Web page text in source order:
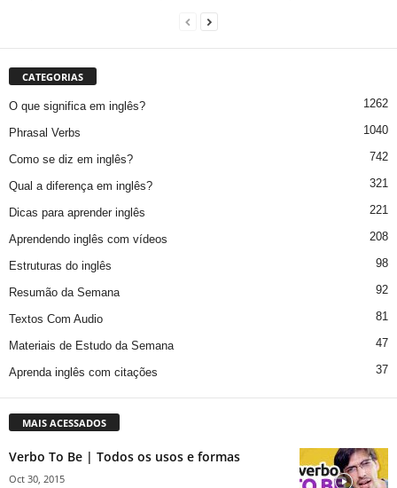
CATEGORIAS
O que significa em inglês? 1262
Phrasal Verbs 1040
Como se diz em inglês? 742
Qual a diferença em inglês? 321
Dicas para aprender inglês 221
Aprendendo inglês com vídeos 208
Estruturas do inglês 98
Resumão da Semana 92
Textos Com Audio 81
Materiais de Estudo da Semana 47
Aprenda inglês com citações 37
MAIS ACESSADOS
Verbo To Be | Todos os usos e formas
Oct 30, 2015